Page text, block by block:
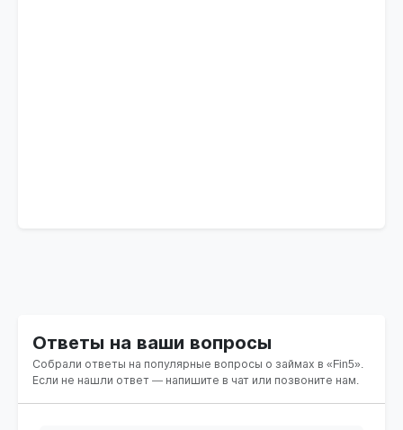
Ответы на ваши вопросы
Собрали ответы на популярные вопросы о займах в «Fin5».
Если не нашли ответ — напишите в чат или позвоните нам.